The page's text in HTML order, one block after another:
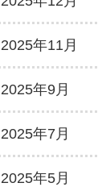
2025年11月
2025年9月
2025年7月
2025年5月